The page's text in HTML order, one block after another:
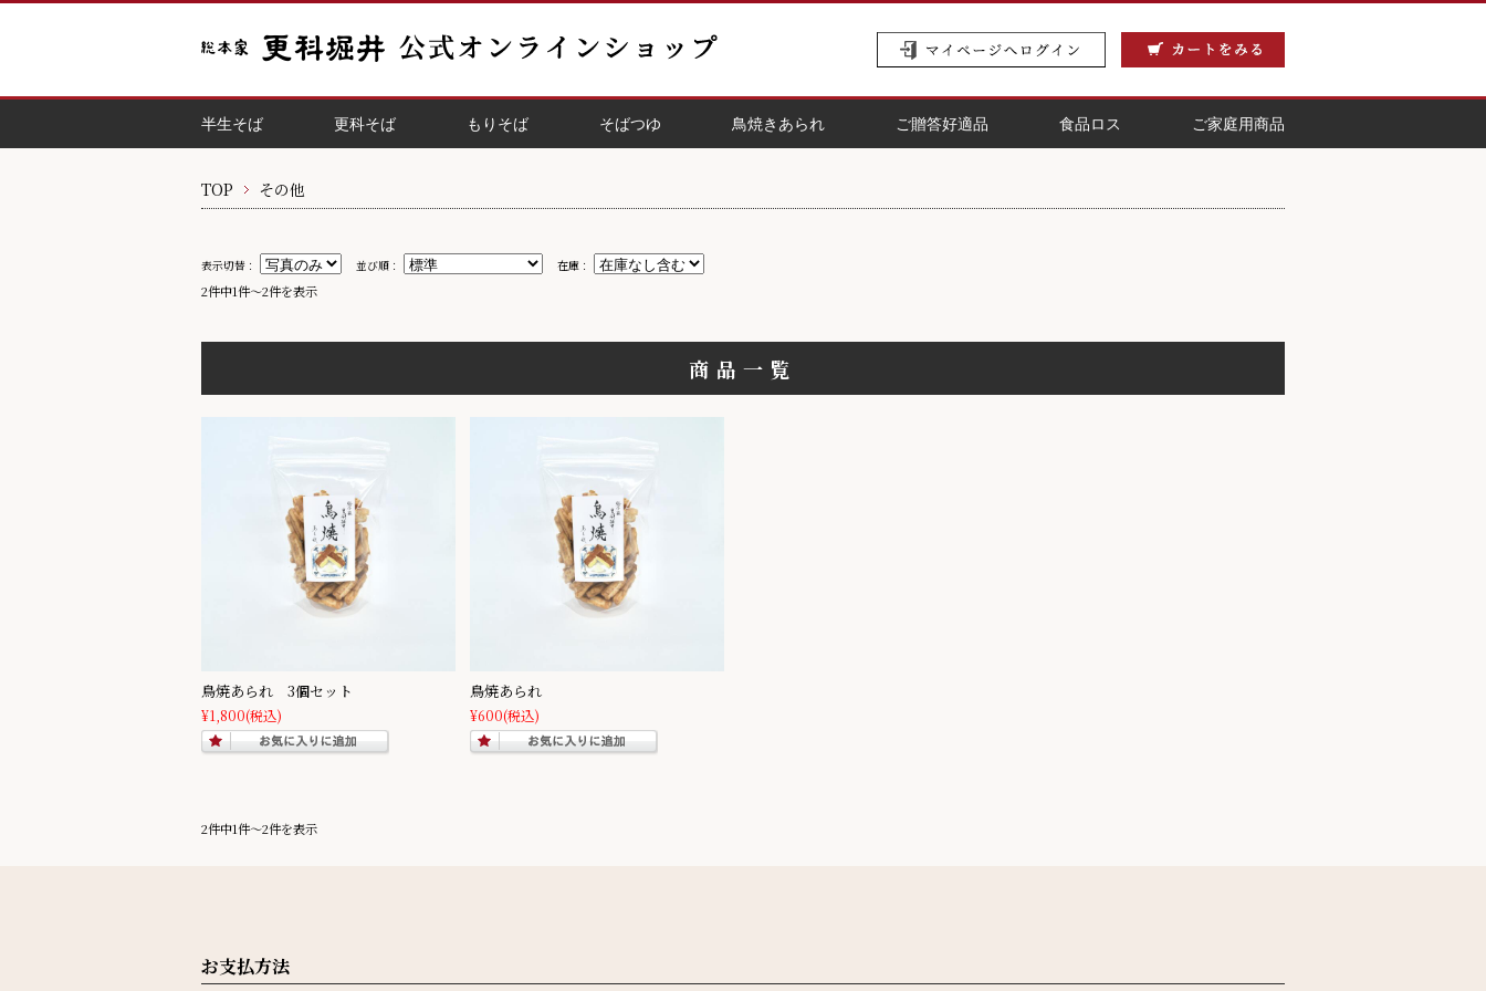
半生そば 更科そば もりそば そばつゆ 鳥焼きあられ ご贈答好適品 食品ロス ご家庭用商品
TOP その他
表示切替： 並び順： 在庫：
2件中1件～2件を表示
商品一覧
鳥焼あられ 3個セット
¥1,800(税込)
鳥焼あられ
¥600(税込)
2件中1件～2件を表示
お支払方法